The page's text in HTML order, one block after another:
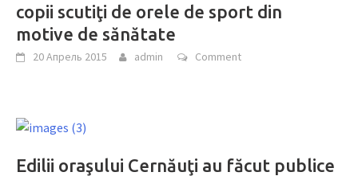
copii scutiţi de orele de sport din
motive de sănătate
20 Апрель 2015 admin Comment
Edilii oraşului Cernăuţi au făcut publice